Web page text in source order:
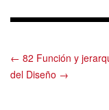
← 82 Función y
del Diseño →